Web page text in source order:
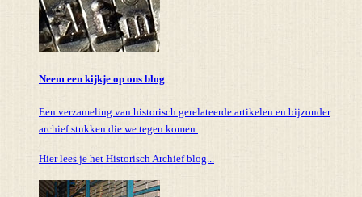
Neem een kijkje op ons blog
Een verzameling van historisch gerelateerde artikelen en bijzonder
archief stukken die we tegen komen.
Hier lees je het Historisch Archief blog...